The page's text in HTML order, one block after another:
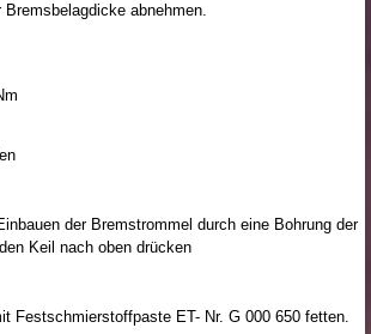
abnehmen.
der Bremstrommel durch eine Bohrung der
Keil nach oben drücken
Festschmierstoffpaste ET- Nr. G 000 650 fetten.